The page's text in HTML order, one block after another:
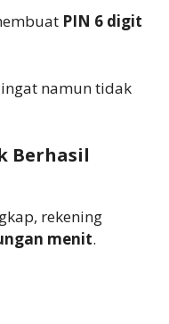
PIN 6 digit
namun tidak
Berhasil
rekening
menit.